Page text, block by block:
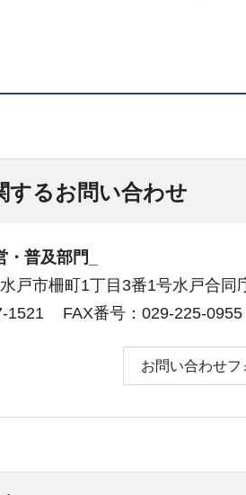
するお問い合わせ
普及部門_
戸市柵町1丁目3番1号水戸合同
1521
FAX番号：029-225-0955
お問い合わせフ